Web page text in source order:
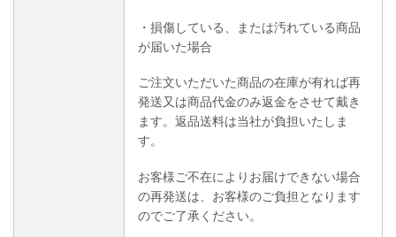
・損傷している、または汚れている商品
が届いた場合
ご注文いただいた商品の在庫が有れば再
発送又は商品代金のみ返金をさせて戴き
ます。返品送料は当社が負担いたしま
す。
お客様ご不在によりお届けできない場合
の再発送は、お客様のご負担となります
のでご了承ください。